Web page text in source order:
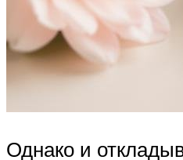
Однако и